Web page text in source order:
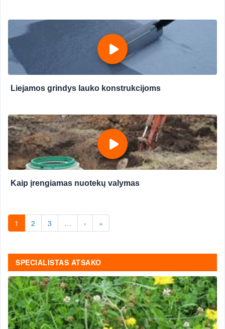
Liejamos grindys lauko konstrukcijoms
Kaip įrengiamas nuotekų valymas
1 2 3 … › »
SPECIALISTAS ATSAKO